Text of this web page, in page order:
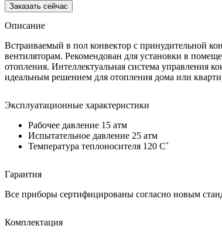
Заказать сейчас
Описание
Встраиваемый в пол конвектор с принудительной
вентиляторам. Рекомендован для установки в
отопления. Интеллектуальная система управления
идеальным решением для отопления дома или
Эксплуатационные характеристики
Рабочее давление 15 атм
Испытательное давление 25 атм
Температура теплоносителя 120 C˚
Гарантия
Все приборы сертифицированы согласно новым
Комплектация